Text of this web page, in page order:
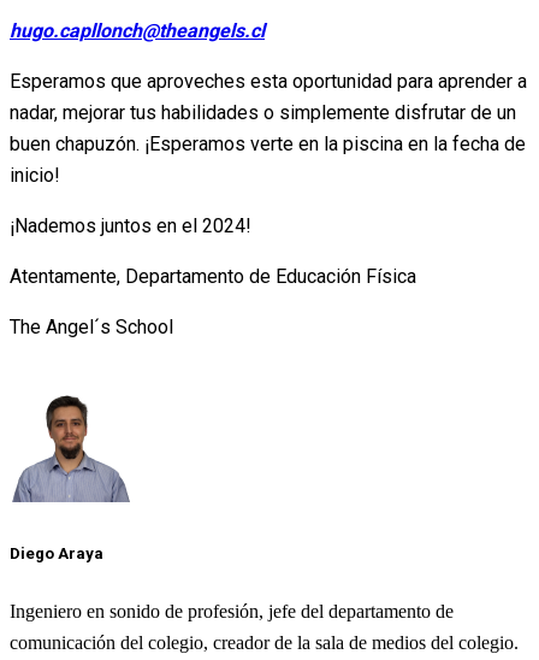
hugo.capllonch@theangels.cl
Esperamos que aproveches esta oportunidad para aprender a
nadar, mejorar tus habilidades o simplemente disfrutar de un
buen chapuzón. ¡Esperamos verte en la piscina en la fecha de
inicio!
¡Nademos juntos en el 2024!
Atentamente, Departamento de Educación Física
The Angel´s School
Diego Araya
Ingeniero en sonido de profesión, jefe del departamento de
comunicación del colegio, creador de la sala de medios del colegio.